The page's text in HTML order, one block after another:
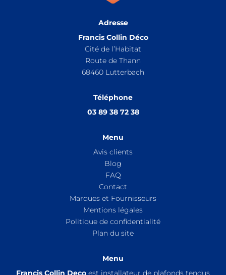
Adresse
Francis Collin Déco
Cité de l’Habitat
Route de Thann
68460 Lutterbach
Téléphone
03 89 38 72 38
Menu
Avis clients
Blog
FAQ
Contact
Marques et Fournisseurs
Mentions légales
Politique de confidentialité
Plan du site
Menu
Francis Collin Deco est installateur de plafonds tendus